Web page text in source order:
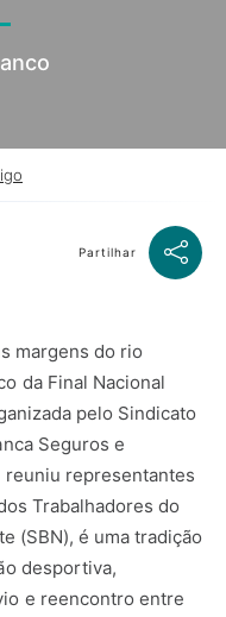
Partilhar
margens do rio
da Final Nacional
pelo Sindicato
Seguros e
reuniu representantes
Trabalhadores do
(SBN), é uma tradição
desportiva,
e reencontro entre